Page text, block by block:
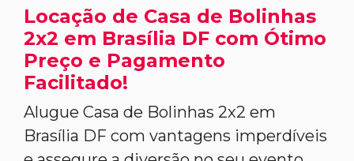
Locação de Casa de Bolinhas
2x2 em Brasília DF com Ótimo
Preço e Pagamento
Facilitado!
Alugue Casa de Bolinhas 2x2 em
Brasília DF com vantagens imperdíveis